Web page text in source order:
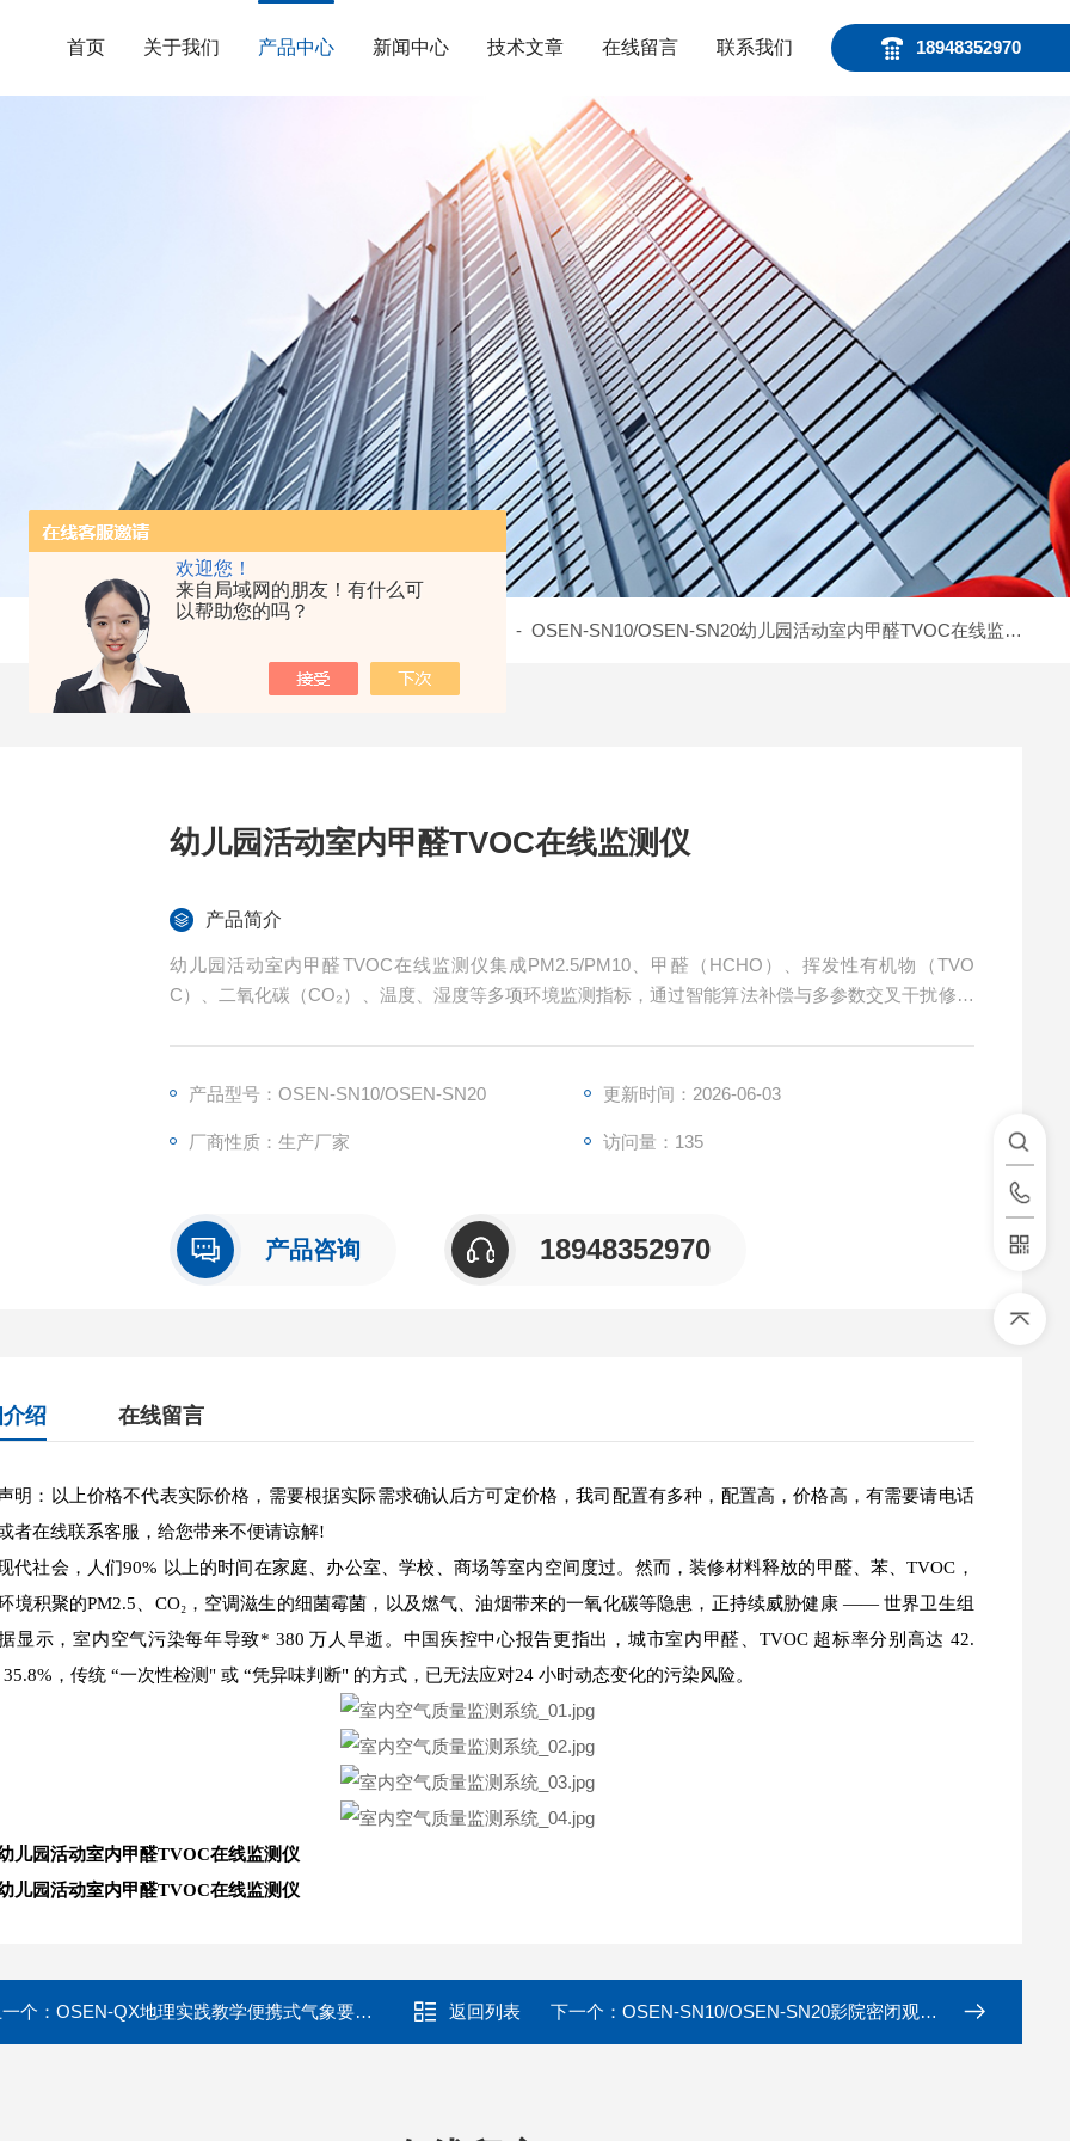
欢迎您！
来自局域网的朋友！有什么可
以帮助您的吗？
18948352970
首页 关于我们 产品中心 新闻中心 技术文章 在线留言 联系我们
当前位置： - OSEN-SN10/OSEN-SN20幼儿园活动室内甲醛TVOC在线监测仪
幼儿园活动室内甲醛TVOC在线监测仪
产品简介
幼儿园活动室内甲醛TVOC在线监测仪集成PM2.5/PM10、甲醛（HCHO）、挥发性有机物（TVO
C）、二氧化碳（CO₂）、温度、湿度等多项环境监测指标，通过智能算法补偿与多参数交叉干扰修正
产品型号：OSEN-SN10/OSEN-SN20
更新时间：2026-06-03
厂商性质：生产厂家 访问量：135
产品咨询 18948352970
绍 在线留言
明：以上价格不代表实际价格，需要根据实际需求确认后方可定价格，我司配置有多种，配置高，价格高，有需要请电话
者在线联系客服，给您带来不便请谅解!
代社会，人们90% 以上的时间在家庭、办公室、学校、商场等室内空间度过。然而，装修材料释放的甲醛、苯、TVOC，
境积聚的PM2.5、CO₂，空调滋生的细菌霉菌，以及燃气、油烟带来的一氧化碳等隐患，正持续威胁健康 —— 世界卫生组
显示，室内空气污染每年导致* 380 万人早逝。中国疾控中心报告更指出，城市室内甲醛、TVOC 超标率分别高达 42.
，传统 “一次性检测" 或 “凭异味判断" 的方式，已无法应对24 小时动态变化的污染风险。
儿园活动室内甲醛TVOC在线监测仪
儿园活动室内甲醛TVOC在线监测仪
个：OSEN-QX地理实践教学便携式气象要素观测仪 返回列表 下一个： OSEN-SN10/OSEN-SN20影院密闭观影厅壁挂式空气环境在线监测仪